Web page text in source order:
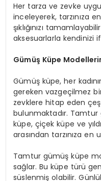
Her tarza ve zevke
inceleyerek, tarzınıza
şıklığınızı
aksesuarlarla kendinizi
Gümüş Küpe
Gümüş küpe, her
gereken vazgeçilmez
zevklere hitap eden
bulunmaktadır.
küpe, çiçek küpe ve
arasından tarzınıza en
Tamtur gümüş küpe
sağlar. Bu küpe türü
süslenmiş olabilir.